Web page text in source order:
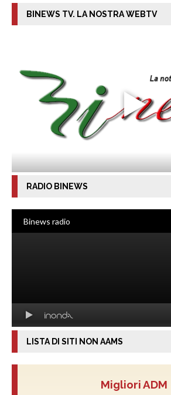
BINEWS TV. LA NOSTRA WEBTV
RADIO BINEWS
LISTA DI SITI NON AAMS
Migliori ADM